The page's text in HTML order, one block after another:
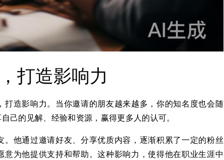
打造影响力
造影响力。当你邀请的朋友越来越多，你的知名度也会随
己的见解、经验和资源，赢得更多人的认可。
他通过邀请好友、分享优质内容，逐渐积累了一定的粉丝
为他提供支持和帮助。这种影响力，使得他在职业生涯中